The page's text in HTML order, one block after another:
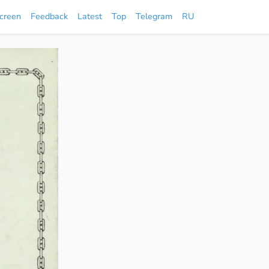
Feedback Latest Top Telegram RU